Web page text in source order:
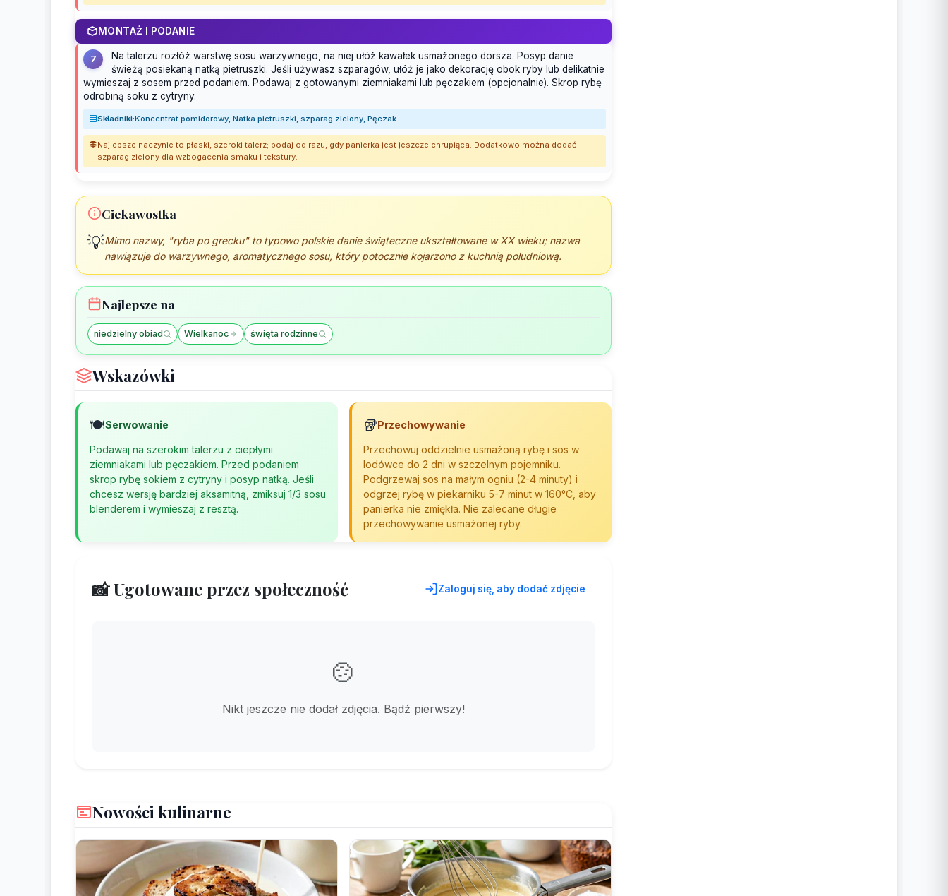
MONTAŻ I PODANIE
7
Na talerzu rozłóż warstwę sosu warzywnego, na niej ułóż kawałek usmażonego dorsza. Posyp danie
świeżą posiekaną natką pietruszki. Jeśli używasz szparagów, ułóż je jako dekorację obok ryby lub delikatnie
wymieszaj z sosem przed podaniem. Podawaj z gotowanymi ziemniakami lub pęczakiem (opcjonalnie). Skrop rybę
odrobiną soku z cytryny.
Składniki:Koncentrat pomidorowy, Natka pietruszki, szparag zielony, Pęczak
Najlepsze naczynie to płaski, szeroki talerz; podaj od razu, gdy panierka jest jeszcze chrupiąca. Dodatkowo można dodać
szparag zielony dla wzbogacenia smaku i tekstury.
Ciekawostka
💡Mimo nazwy, "ryba po grecku" to typowo polskie danie świąteczne ukształtowane w XX wieku; nazwa
nawiązuje do warzywnego, aromatycznego sosu, który potocznie kojarzono z kuchnią południową.
Najlepsze na
niedzielny obiad Wielkanoc święta rodzinne
Wskazówki
🍽️Serwowanie
Podawaj na szerokim talerzu z ciepłymi
ziemniakami lub pęczakiem. Przed podaniem
skrop rybę sokiem z cytryny i posyp natką. Jeśli
chcesz wersję bardziej aksamitną, zmiksuj 1/3 sosu
blenderem i wymieszaj z resztą.
🥡Przechowywanie
Przechowuj oddzielnie usmażoną rybę i sos w
lodówce do 2 dni w szczelnym pojemniku.
Podgrzewaj sos na małym ogniu (2-4 minuty) i
odgrzej rybę w piekarniku 5-7 minut w 160°C, aby
panierka nie zmiękła. Nie zalecane długie
przechowywanie usmażonej ryby.
📸 Ugotowane przez społeczność Zaloguj się, aby dodać zdjęcie
🍲
Nikt jeszcze nie dodał zdjęcia. Bądź pierwszy!
Nowości kulinarne